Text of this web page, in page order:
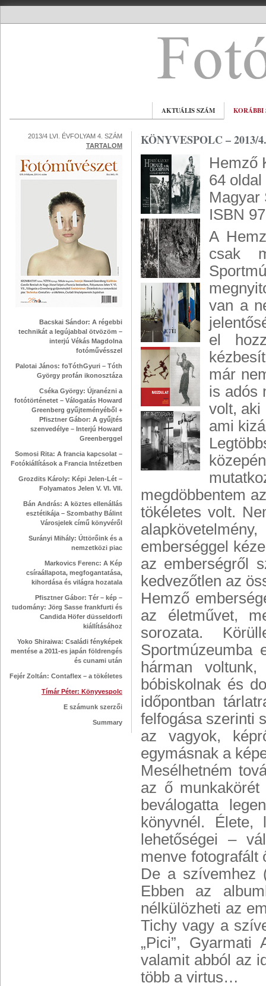
AKTUÁLIS SZÁM KORÁBBI
2013/4 LVI. ÉVFOLYAM 4. SZÁM
TARTALOM
Bacskai Sándor: A régebbi
technikát a legújabbal ötvözöm –
interjú Vékás Magdolna
fotóművésszel
Palotai János: foTóthGyuri – Tóth
György profán ikonosztáza
Cséka György: Újranézni a
fotótörténetet – Válogatás Howard
Greenberg gyűjteményéből +
Pfisztner Gábor: A gyűjtés
szenvedélye – Interjú Howard
Greenberggel
Somosi Rita: A francia kapcsolat –
Fotókiállítások a Francia Intézetben
Grozdits Károly: Képi Jelen-Lét –
Folyamatos Jelen V. VI. VII.
Bán András: A köztes ellenállás
esztétikája – Szombathy Bálint
Városjelek című könyvéről
Surányi Mihály: Úttörőink és a
nemzetközi piac
Markovics Ferenc: A Kép
csíraállapota, megfogantatása,
kihordása és világra hozatala
Pfisztner Gábor: Tér – kép –
tudomány: Jörg Sasse frankfurti és
Candida Höfer düsseldorfi
kiállításához
Yoko Shiraiwa: Családi fényképek
mentése a 2011-es japán földrengés
és cunami után
Fejér Zoltán: Contaflex – a tökéletes
Tímár Péter: Könyvespolc
E számunk szerzői
Summary
KÖNYVESPOLC – 2013/4.
Hemző
64
Magyar
ISBN
A
csak
van a
el
már
is adós
volt, aki
ami
megdöbbentem
tökéletes volt.
emberséggel
az emberségről
kedvezőtlen az
Hemző
az életművet,
sorozata.
Sportmúzeumba
hárman
bóbiskolnak és
időpontban
felfogása szerinti
az vagyok,
egymásnak a
Mesélhetném
az ő
beválogatta
könyvnél. Élete,
lehetőségei –
menve fotografált
De a szívemhez
Ebben az
nélkülözheti az
Tichy vagy a
„Pici”,
valamit abból az
több a virtus…